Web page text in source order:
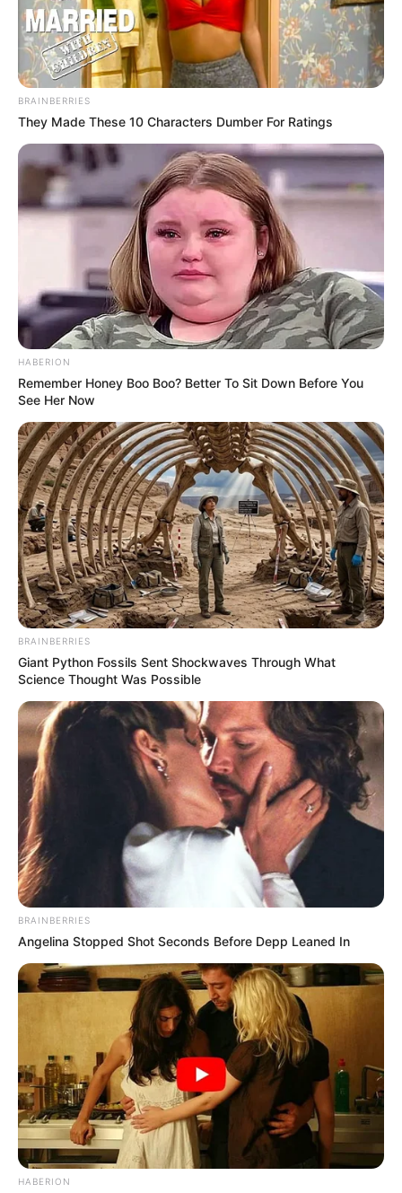
BRAINBERRIES
They Made These 10 Characters Dumber For Ratings
HABERION
Remember Honey Boo Boo? Better To Sit Down Before You
See Her Now
BRAINBERRIES
Giant Python Fossils Sent Shockwaves Through What
Science Thought Was Possible
BRAINBERRIES
Angelina Stopped Shot Seconds Before Depp Leaned In
HABERION